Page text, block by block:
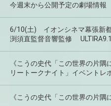
今週末から公開予定の劇場情報
6/10(土) イオンシネマ幕張新
渕須直監督音響監修
《こうの史代「この世界の片
リートークナイト」イベントレ
《こうの史代「この世界の片隅